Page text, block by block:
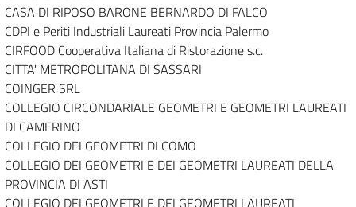
CASA DI RIPOSO BARONE BERNARDO DI FALCO
CDPI e Periti Industriali Laureati Provincia Palermo
CIRFOOD Cooperativa Italiana di Ristorazione s.c.
CITTA' METROPOLITANA DI SASSARI
COINGER SRL
COLLEGIO CIRCONDARIALE GEOMETRI E GEOMETRI LAUREATI
DI CAMERINO
COLLEGIO DEI GEOMETRI DI COMO
COLLEGIO DEI GEOMETRI E DEI GEOMETRI LAUREATI DELLA
PROVINCIA DI ASTI
COLLEGIO DEI GEOMETRI E DEI GEOMETRI LAUREATI